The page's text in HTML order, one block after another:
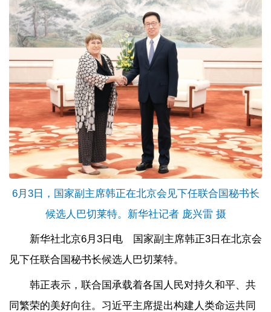
6月3日，国家副主席韩正在北京会见下任联合国秘书长
候选人巴切莱特。新华社记者 庞兴雷 摄
新华社北京6月3日电 国家副主席韩正3日在北京会
见下任联合国秘书长候选人巴切莱特。
韩正表示，联合国承载着各国人民对持久和平、共
同繁荣的美好向往。习近平主席提出构建人类命运共同